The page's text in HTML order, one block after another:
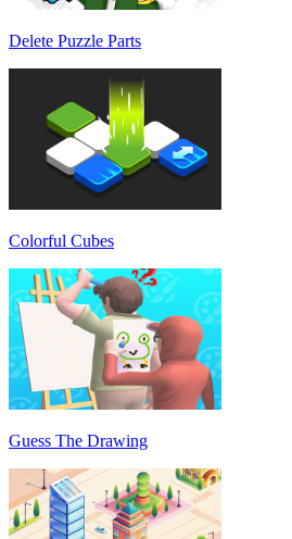
Delete Puzzle Parts
Colorful Cubes
Guess The Drawing